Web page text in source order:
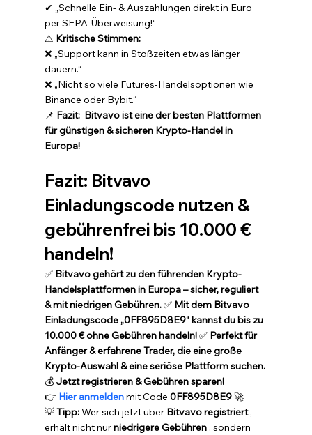
✔ „Schnelle Ein- & Auszahlungen direkt in Euro
per SEPA-Überweisung!“
⚠ Kritische Stimmen:
❌ „Support kann in Stoßzeiten etwas länger
dauern.“
❌ „Nicht so viele Futures-Handelsoptionen wie
Binance oder Bybit.“
📌 Fazit: Bitvavo ist eine der besten Plattformen
für günstigen & sicheren Krypto-Handel in
Europa!
Fazit: Bitvavo
Einladungscode nutzen &
gebührenfrei bis 10.000 €
handeln!
✅ Bitvavo gehört zu den führenden Krypto-
Handelsplattformen in Europa – sicher, reguliert
& mit niedrigen Gebühren. ✅ Mit dem Bitvavo
Einladungscode „0FF895D8E9“ kannst du bis zu
10.000 € ohne Gebühren handeln! ✅ Perfekt für
Anfänger & erfahrene Trader, die eine große
Krypto-Auswahl & eine seriöse Plattform suchen.
💰 Jetzt registrieren & Gebühren sparen!
👉 Hier anmelden mit Code 0FF895D8E9 🚀
💡 Tipp: Wer sich jetzt über Bitvavo registriert ,
erhält nicht nur niedrigere Gebühren , sondern